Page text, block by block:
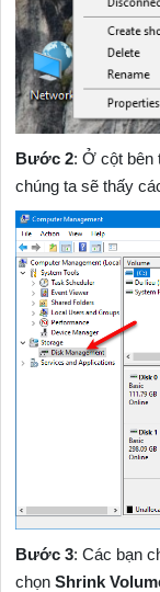
Bước 2: Ở cột bên
chúng ta sẽ thấy
Bước 3: Các bạn
chọnShrink